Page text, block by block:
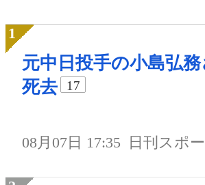
元中日投手の小島弘
死去
17
08月07日 17:35 日刊スポ